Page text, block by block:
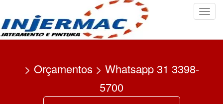
T
> Orçamentos > Whatsapp 31 3398-
5700